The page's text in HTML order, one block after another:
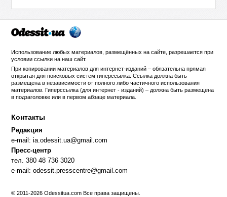
Использование любых материалов, размещённых на сайте, разрешается при
условии ссылки нанаш сайт.
При копировании материалов для интернет-изданий – обязательна прямая
открытая для поисковых систем гиперссылка. Ссылка должна быть
размещена в независимости от полного либо частичного использования
материалов. Гиперссылка (для интернет - изданий) – должна быть размещена
в подзаголовке или в первом абзаце материала.
Контакты
Редакция
e-mail:ia.odessit.ua@gmail.com
Пресс-центр
тел. 380 48 736 3020
e-mail:odessit.presscentre@gmail.com
© 2011-2026 Odessitua.com Все права защищены.